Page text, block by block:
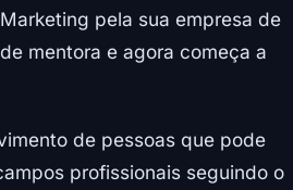
pela sua empresa de
mentora e agora começa a
de pessoas que pode
profissionais seguindo o